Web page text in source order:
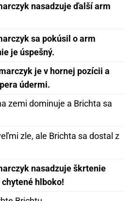
nasadzuje ďalší arm
sa pokúsil o arm
je úspešný.
je v hornej pozícii a
údermi.
zemi dominuje a Brichta sa
zle, ale Brichta sa dostal z
nasadzuje škrtenie
hlboko!